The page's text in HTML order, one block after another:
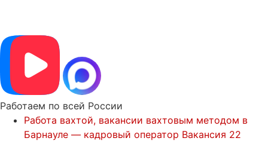
Работаем по всей России
Работа вахтой, вакансии вахтовым методом в
Барнауле — кадровый оператор Вакансия 22